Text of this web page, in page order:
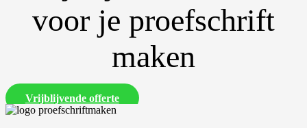
voor je proefschrift
maken
Vrijblijvende offerte